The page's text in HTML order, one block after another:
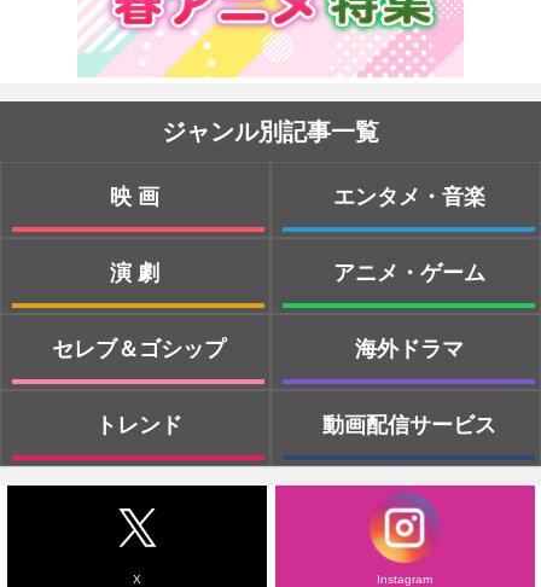
ジャンル別記事一覧
映画
演劇
セレブ＆ゴシップ
トレンド
エンタメ・音楽
アニメ・ゲーム
海外ドラマ
動画配信サービス
X Instagram